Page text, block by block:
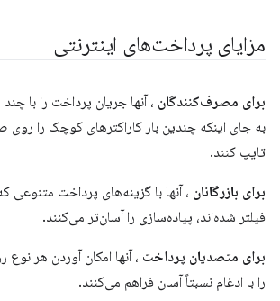
مزایای پرداخت‌های اینترنتی
برای مصرف‌کنندگان ، آنها جریان پرداخت را با
به جای اینکه چندین بار کاراکترهای کوچک را
تایپ کنند.
برای بازرگانان ، آنها با گزینه‌های پرداخت متنوعی
فیلتر شده‌اند، پیاده‌سازی را آسان‌تر می‌کنند.
برای متصدیان پرداخت ، آنها امکان آوردن هر
را با ادغام نسبتاً آسان فراهم می‌کنند.